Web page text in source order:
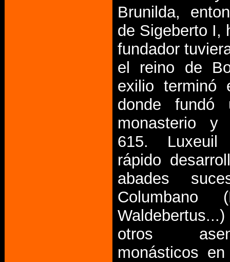
Brunilda,
de Sigeberto I,
fundador
el reino de
exilio terminó
donde fundó
monasterio
615.
rápido
abades
Columbano
otros
monásticos